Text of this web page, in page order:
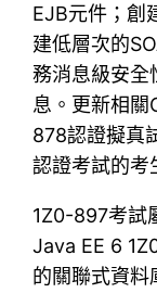
EJB元件；創
建低層次的
務消息級安全
息。更新相
878認證擬真
認證考試的考
1Z0-897考試
Java EE 6
的關聯式資料